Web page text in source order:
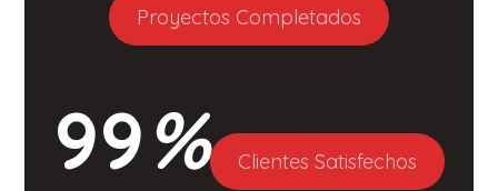
Proyectos Completados
99% Clientes Satisfechos